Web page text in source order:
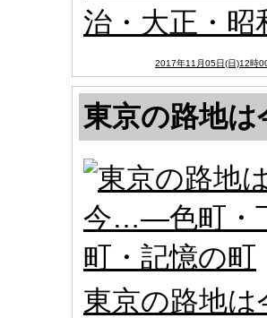
治・大正・昭
2017年11月05日(日)12時
東京の路地
東京の路地